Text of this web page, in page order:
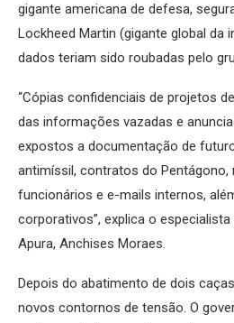
gigante americana de defesa,
Lockheed Martin (gigante global da
dados teriam sido roubadas pelo
“Cópias confidenciais de projetos
das informações vazadas e
expostos a documentação de
antimíssil, contratos do Pentágono,
funcionários e e-mails internos,
corporativos”, explica o
Apura, Anchises Moraes.
Depois do abatimento de dois
novos contornos de tensão. O